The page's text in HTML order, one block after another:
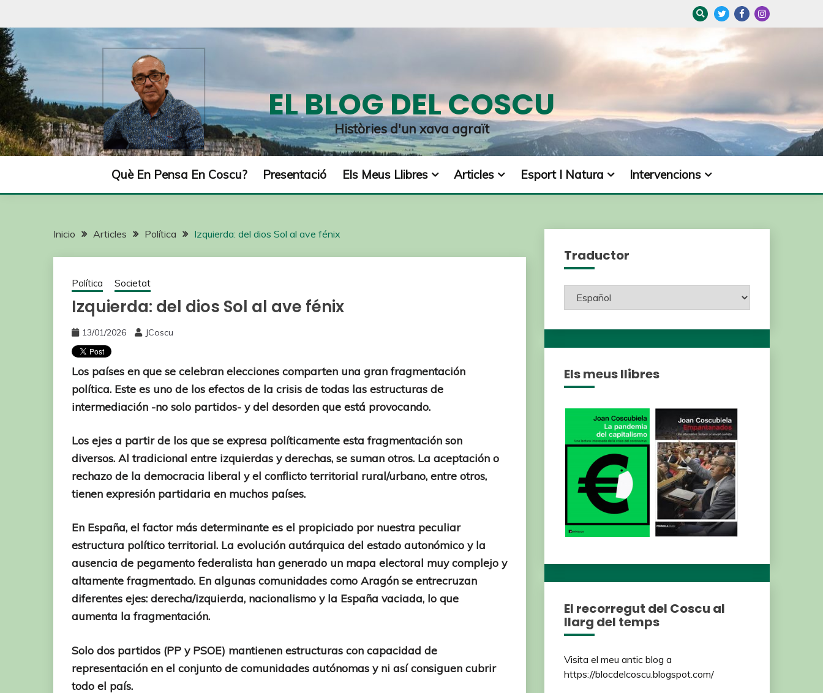
EL BLOG DEL COSCU
Històries d'un xava agraït
Què En Pensa En Coscu? Presentació Els Meus Llibres Articles Esport I Natura Intervencions
Inicio Articles Política Izquierda: del dios Sol al ave fénix
Política Societat
Izquierda: del dios Sol al ave fénix
13/01/2026 JCoscu
Los países en que se celebran elecciones comparten una gran fragmentación
política. Este es uno de los efectos de la crisis de todas las estructuras de
intermediación -no solo partidos- y del desorden que está provocando.
Los ejes a partir de los que se expresa políticamente esta fragmentación son
diversos. Al tradicional entre izquierdas y derechas, se suman otros. La aceptación o
rechazo de la democracia liberal y el conflicto territorial rural/urbano, entre otros,
tienen expresión partidaria en muchos países.
En España, el factor más determinante es el propiciado por nuestra peculiar
estructura político territorial. La evolución autárquica del estado autonómico y la
ausencia de pegamento federalista han generado un mapa electoral muy complejo y
altamente fragmentado. En algunas comunidades como Aragón se entrecruzan
diferentes ejes: derecha/izquierda, nacionalismo y la España vaciada, lo que
aumenta la fragmentación.
Solo dos partidos (PP y PSOE) mantienen estructuras con capacidad de
representación en el conjunto de comunidades autónomas y ni así consiguen cubrir
todo el país.
Traductor
Els meus llibres
El recorregut del Coscu al
llarg del temps
Visita el meu antic blog a
https://blocdelcoscu.blogspot.com/